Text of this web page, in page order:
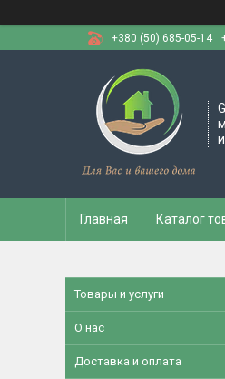
+380 (50) 685-05-14
Главная Каталог
Товары и услуги
О нас
Доставка и оплата